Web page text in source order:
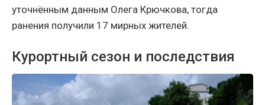
уточнённым данным Олега Крючкова, тогда
ранения получили 17 мирных жителей.
Курортный сезон и последствия